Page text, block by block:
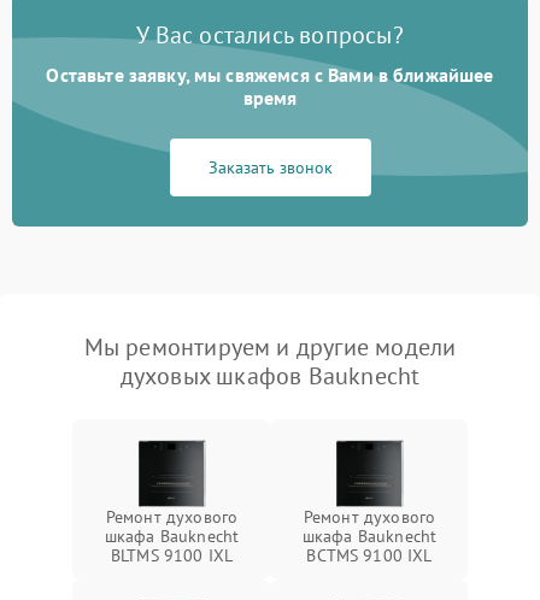
У Вас остались вопросы?
Оставьте заявку, мы свяжемся с Вами в ближайшее
время
Заказать звонок
Мы ремонтируем и другие модели
духовых шкафов Bauknecht
Ремонт духового
шкафа Bauknecht
BLTMS 9100 IXL
Ремонт духового
шкафа Bauknecht
BCTMS 9100 IXL